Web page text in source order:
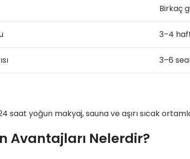
Birkaç
3–4
3–6
saat yoğun makyaj, sauna ve aşırı sıcak
Avantajları Nelerdir?